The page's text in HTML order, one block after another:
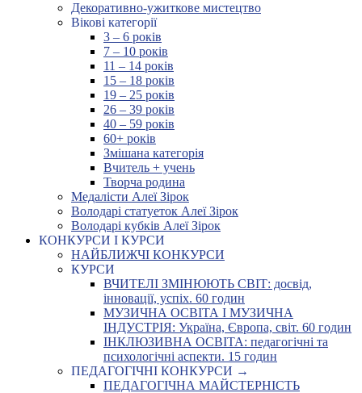
Декоративно-ужиткове мистецтво
Вікові категорії
3 – 6 років
7 – 10 років
11 – 14 років
15 – 18 років
19 – 25 років
26 – 39 років
40 – 59 років
60+ років
Змішана категорія
Вчитель + учень
Творча родина
Медалісти Алеї Зірок
Володарі статуеток Алеї Зірок
Володарі кубків Алеї Зірок
КОНКУРСИ І КУРСИ
НАЙБЛИЖЧІ КОНКУРСИ
КУРСИ
ВЧИТЕЛІ ЗМІНЮЮТЬ СВІТ: досвід,
інновації, успіх. 60 годин
МУЗИЧНА ОСВІТА І МУЗИЧНА
ІНДУСТРІЯ: Україна, Європа, світ. 60 годин
ІНКЛЮЗИВНА ОСВІТА: педагогічні та
психологічні аспекти. 15 годин
ПЕДАГОГІЧНІ КОНКУРСИ →
ПЕДАГОГІЧНА МАЙСТЕРНІСТЬ